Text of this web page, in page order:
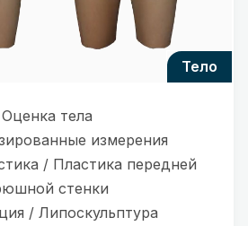
тело
Оценка тела
измерения
/ Пластика передней
стенки
/ Липоскульптура